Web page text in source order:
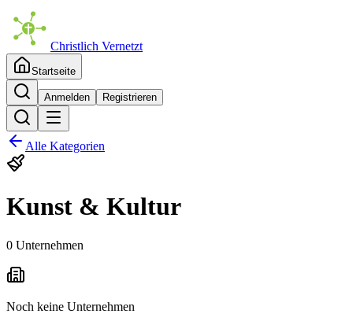
Christlich Vernetzt
Startseite
Anmelden Registrieren
Alle Kategorien
Kunst & Kultur
0 Unternehmen
Noch keine Unternehmen